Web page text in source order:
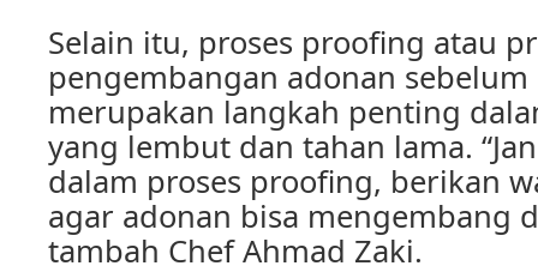
Selain itu, proses proofing atau
pengembangan adonan
merupakan langkah penting
yang lembut dan tahan lama.
dalam proses proofing, berikan
agar adonan bisa mengembang
tambah Chef Ahmad Zaki.